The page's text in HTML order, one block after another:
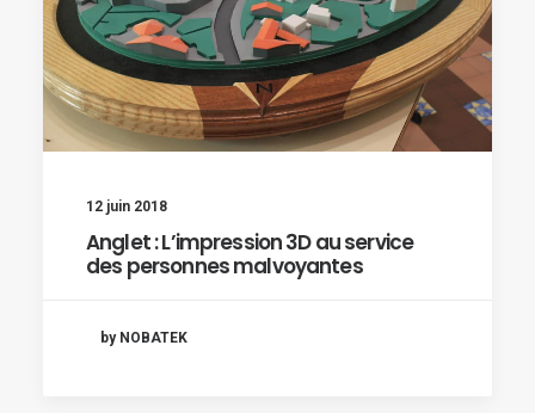
12 juin 2018
Anglet : L’impression 3D au service
des personnes malvoyantes
by NOBATEK